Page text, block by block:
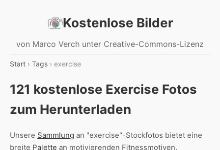
Kostenlose Bilder
von Marco Verch unter Creative-Commons-Lizenz
Start › Tags › exercise
121 kostenlose Exercise Fotos
zum Herunterladen
Unsere Sammlung an "exercise"-Stockfotos bietet eine
breite Palette an motivierenden Fitnessmotiven.